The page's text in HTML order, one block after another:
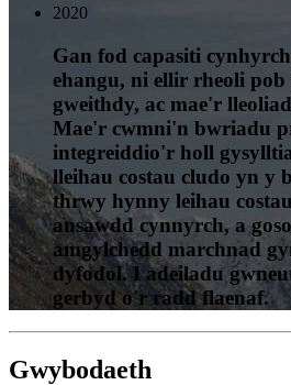
2020
Gan fod capasiti
ehangu, ni ellir rheoli
gweithdy, ac mae'r
Mae'r cwmni'n bwriadu
integreiddio'r holl
lleihau costau cludo yn y
thrwy hynny leihau
ansawdd cynnyrch, a
amgylchedd marchnad
dyfodol. I adeiladu
gerbyd o'r radd flaenaf.
Gwybodaeth